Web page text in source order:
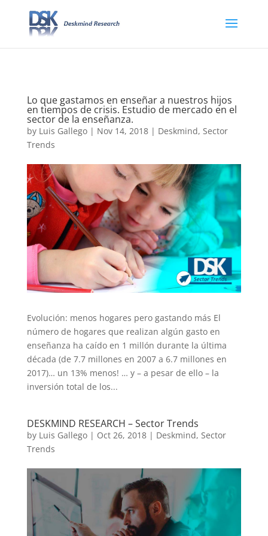
Lo que gastamos en enseñar a nuestros hijos
en tiempos de crisis. Estudio de mercado en el
sector de la enseñanza.
by Luis Gallego| Nov 14, 2018| Deskmind, Sector
Trends
Evolución: menos hogares pero gastando más El
número de hogares que realizan algún gasto en
enseñanza ha caído en 1 millón durante la última
década (de 7.7 millones en 2007 a 6.7 millones en
2017)… un 13% menos! … y – a pesar de ello – la
inversión total de los...
DESKMIND RESEARCH – Sector Trends
by Luis Gallego| Oct 26, 2018| Deskmind, Sector
Trends